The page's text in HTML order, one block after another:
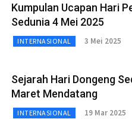
Kumpulan Ucapan Hari
Sedunia 4 Mei 2025
INTERNASIONAL 3 Mei 2025
Sejarah Hari Dongeng
Maret Mendatang
INTERNASIONAL 19 Mar 2025